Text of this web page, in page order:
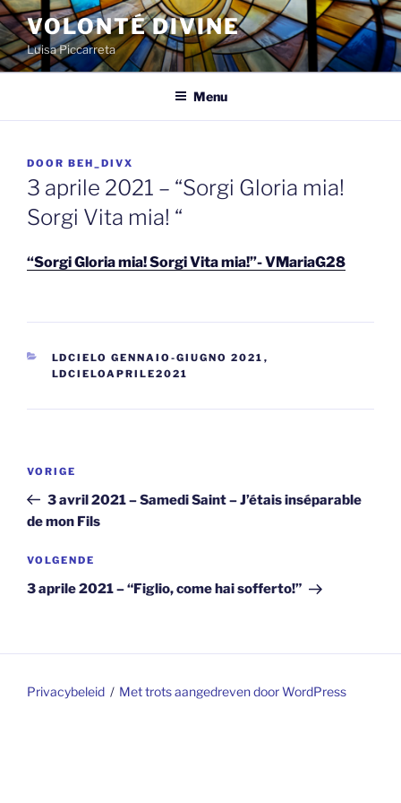
Spring
naar
de
inhoud
VOLONTÉ DIVINE
Luisa Piccarreta
Menu
GEPLAATST
OP
DOOR BEH_DIVX
3 aprile 2021 – “Sorgi Gloria mia!
Sorgi Vita mia! “
“Sorgi Gloria mia! Sorgi Vita mia!”- VMariaG28
CATEGORIEËN
LDCIELO GENNAIO-GIUGNO 2021 ,
LDCIELOAPRILE2021
Vorig
bericht
VORIGE
3 avril 2021 – Samedi Saint – J’étais inséparable
de mon Fils
Volgend
bericht
VOLGENDE
3 aprile 2021 – “Figlio, come hai sofferto!”
Privacybeleid Met trots aangedreven door WordPress